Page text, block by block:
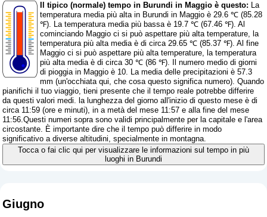
Il tipico (normale) tempo in Burundi in Maggio è questo: La
temperatura media più alta in Burundi in Maggio è 29.6 ℃ (85.28
℉). La temperatura media più bassa è 19.7 ℃ (67.46 ℉). Al
cominciando Maggio ci si può aspettare più alta temperature, la
temperatura più alta media è di circa 29.65 ℃ (85.37 ℉). Al fine
Maggio ci si può aspettare più alta temperature, la temperatura
più alta media è di circa 30 ℃ (86 ℉). Il numero medio di giorni
di pioggia in Maggio è 10. La media delle precipitazioni è 57.3
mm (un'occhiata qui, che cosa questo significa numero). Quando
pianifichi il tuo viaggio, tieni presente che il tempo reale potrebbe differire
da questi valori medi. la lunghezza del giorno all'inizio di questo mese è di
circa 11:59 (ore e minuti), in a metà del mese 11:57 e alla fine del mese
11:56.Questi numeri sopra sono validi principalmente per la capitale e l'area
circostante. È importante dire che il tempo può differire in modo
significativo a diverse altitudini, specialmente in montagna.
Tocca o fai clic qui per visualizzare le informazioni sul tempo in più
luoghi in Burundi
Giugno